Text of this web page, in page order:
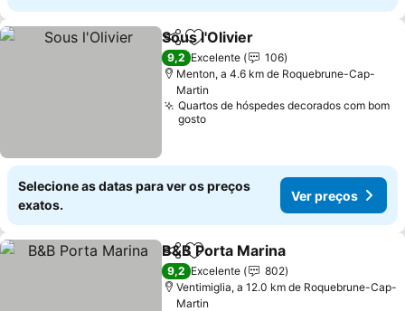
PartilharAdicionar aos favoritos
Sous l'Olivier
9,2 Excelente
106
Menton, a 4.6 km de Roquebrune-Cap-
Martin
Quartos de hóspedes decorados com bom
gosto
Selecione as datas para ver os preços
exatos.
Ver preços
PartilharAdicionar aos favoritos
B&B Porta Marina
9,2 Excelente
802
Ventimiglia, a 12.0 km de Roquebrune-Cap-
Martin